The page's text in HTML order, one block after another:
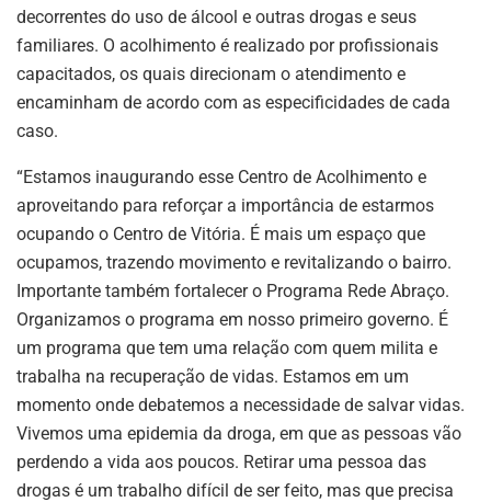
decorrentes do uso de álcool e outras drogas e seus
familiares. O acolhimento é realizado por profissionais
capacitados, os quais direcionam o atendimento e
encaminham de acordo com as especificidades de cada
caso.
“Estamos inaugurando esse Centro de Acolhimento e
aproveitando para reforçar a importância de estarmos
ocupando o Centro de Vitória. É mais um espaço que
ocupamos, trazendo movimento e revitalizando o bairro.
Importante também fortalecer o Programa Rede Abraço.
Organizamos o programa em nosso primeiro governo. É
um programa que tem uma relação com quem milita e
trabalha na recuperação de vidas. Estamos em um
momento onde debatemos a necessidade de salvar vidas.
Vivemos uma epidemia da droga, em que as pessoas vão
perdendo a vida aos poucos. Retirar uma pessoa das
drogas é um trabalho difícil de ser feito, mas que precisa